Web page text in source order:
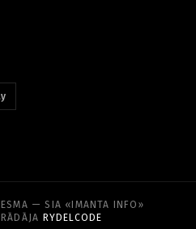
— SIA «IMANTA INFO»
RYDELCODE